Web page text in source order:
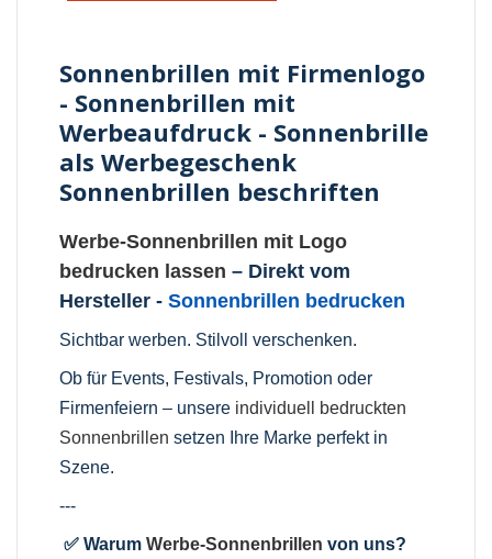
Sonnenbrillen mit Firmenlogo
- Sonnenbrillen mit
Werbeaufdruck - Sonnenbrille
als Werbegeschenk
Sonnenbrillen beschriften
Werbe-Sonnenbrillen mit Logo
bedrucken lassen – Direkt vom
Hersteller -Sonnenbrillen bedrucken
Sichtbar werben. Stilvoll verschenken.
Ob für Events, Festivals, Promotion oder
Firmenfeiern – unsere individuell bedruckten
Sonnenbrillen setzen Ihre Marke perfekt in
Szene.
---
✅ WarumWerbe-Sonnenbrillen von uns?